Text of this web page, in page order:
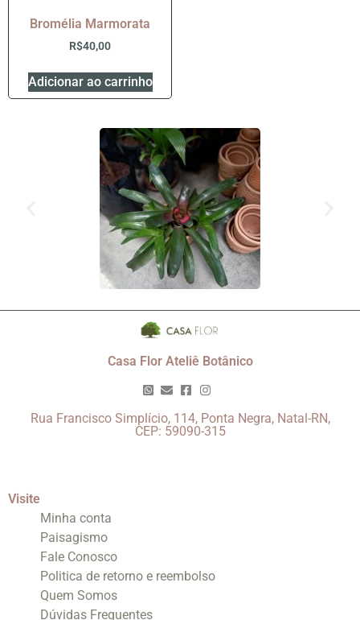
Bromélia Marmorata
R$40,00
Adicionar ao carrinho
Casa Flor Ateliê Botânico
Rua Francisco Simplício, 114, Ponta Negra, Natal-RN,
CEP: 59090-315
Visite
Minha conta
Paisagismo
Fale Conosco
Politica de retorno e reembolso
Quem Somos
Dúvidas Frequentes